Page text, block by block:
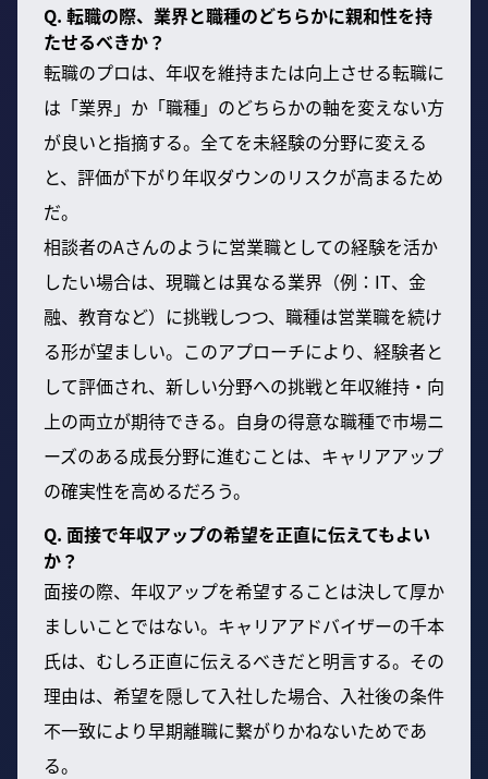
Q. 転職の際、業界と職種のどちらかに親和性を持
たせるべきか？
転職のプロは、年収を維持または向上させる転職に
は「業界」か「職種」のどちらかの軸を変えない方
が良いと指摘する。全てを未経験の分野に変える
と、評価が下がり年収ダウンのリスクが高まるため
だ。
相談者のAさんのように営業職としての経験を活か
したい場合は、現職とは異なる業界（例：IT、金
融、教育など）に挑戦しつつ、職種は営業職を続け
る形が望ましい。このアプローチにより、経験者と
して評価され、新しい分野への挑戦と年収維持・向
上の両立が期待できる。自身の得意な職種で市場ニ
ーズのある成長分野に進むことは、キャリアアップ
の確実性を高めるだろう。
Q. 面接で年収アップの希望を正直に伝えてもよい
か？
面接の際、年収アップを希望することは決して厚か
ましいことではない。キャリアアドバイザーの千本
氏は、むしろ正直に伝えるべきだと明言する。その
理由は、希望を隠して入社した場合、入社後の条件
不一致により早期離職に繋がりかねないためであ
る。